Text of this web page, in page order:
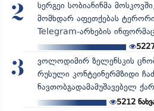
2
სერგეი სობიანინმა
მომხდარ აფეთქებას
Telegram-არხების
3
ვოლოდიმირ ზელენსკის
რუსული კონტეინერმზიდი
ნავთობგადამამუშავებელ
5212